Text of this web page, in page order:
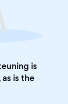
is
is the